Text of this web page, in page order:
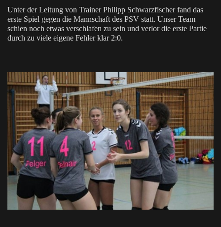
Unter der Leitung von Trainer Philipp Schwarzfischer fand das
erste Spiel gegen die Mannschaft des PSV statt. Unser Team
schien noch etwas verschlafen zu sein und verlor die erste Partie
durch zu viele eigene Fehler klar 2:0.